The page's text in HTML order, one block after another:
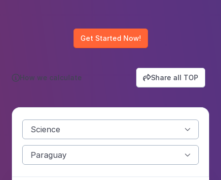
Get Started Now!
How we calculate Share all TOP
Science 
Paraguay 